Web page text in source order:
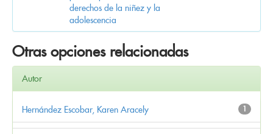
derechos de la niñez y la
adolescencia
Otras opciones relacionadas
Autor
1
Hernández Escobar, Karen Aracely